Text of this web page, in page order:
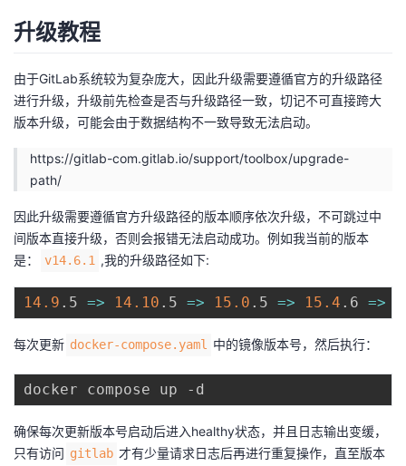
升级教程
由于GitLab系统较为复杂庞大，因此升级需要遵循官方的升级路径
进行升级，升级前先检查是否与升级路径一致，切记不可直接跨大
版本升级，可能会由于数据结构不一致导致无法启动。
https://gitlab-com.gitlab.io/support/toolbox/upgrade-
path/
因此升级需要遵循官方升级路径的版本顺序依次升级，不可跳过中
间版本直接升级，否则会报错无法启动成功。例如我当前的版本
是：
v14.6.1 ,我的升级路径如下:
14.9 .5 => 14.10 .5 => 15.0 .5 => 15.4 .6 =>
每次更新 docker-compose.yaml 中的镜像版本号，然后执行：
确保每次更新版本号启动后进入healthy状态，并且日志输出变缓，
只有访问 gitlab 才有少量请求日志后再进行重复操作，直至版本